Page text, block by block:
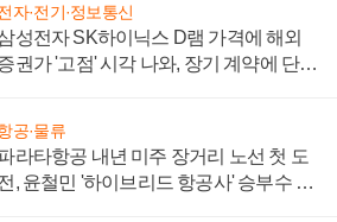
자·전기·정보통신
성전자 SK하이닉스 D램 가격에 해외
권가 '고점' 시각 나와, 장기 계약에 단점
공·물류
라타항공 내년 미주 장거리 노선 첫 도
, 윤철민 '하이브리드 항공사' 승부수 통